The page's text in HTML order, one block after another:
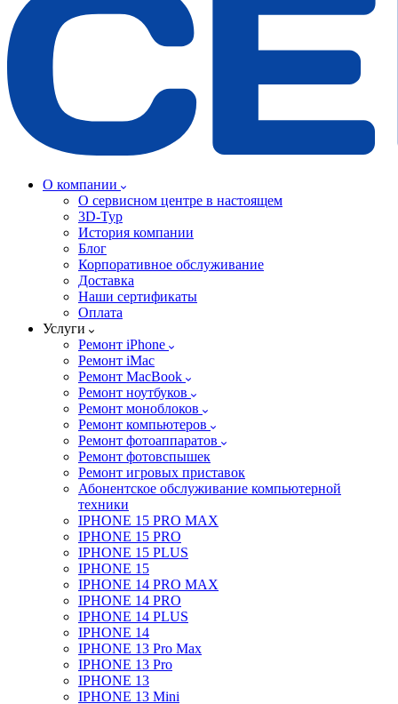
О компании
О сервисном центре в настоящем
3D-Тур
История компании
Блог
Корпоративное обслуживание
Доставка
Наши сертификаты
Оплата
Услуги
Ремонт iPhone
Ремонт iMac
Ремонт MacBook
Ремонт ноутбуков
Ремонт моноблоков
Ремонт компьютеров
Ремонт фотоаппаратов
Ремонт фотовспышек
Ремонт игровых приставок
Абонентское обслуживание компьютерной
техники
IPHONE 15 PRO MAX
IPHONE 15 PRO
IPHONE 15 PLUS
IPHONE 15
IPHONE 14 PRO MAX
IPHONE 14 PRO
IPHONE 14 PLUS
IPHONE 14
IPHONE 13 Pro Max
IPHONE 13 Pro
IPHONE 13
IPHONE 13 Mini